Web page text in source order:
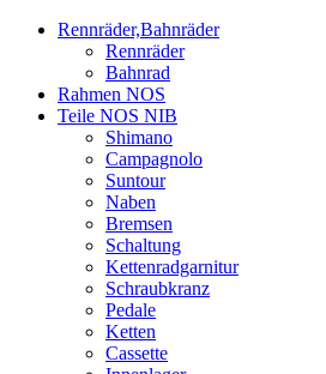
Rennräder,Bahnräder
Rennräder
Bahnrad
Rahmen NOS
Teile NOS NIB
Shimano
Campagnolo
Suntour
Naben
Bremsen
Schaltung
Kettenradgarnitur
Schraubkranz
Pedale
Ketten
Cassette